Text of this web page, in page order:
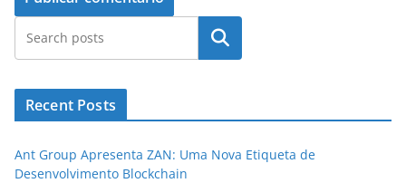
Pesquisar
Recent Posts
Ant Group Apresenta ZAN: Uma Nova Etiqueta de
Desenvolvimento Blockchain